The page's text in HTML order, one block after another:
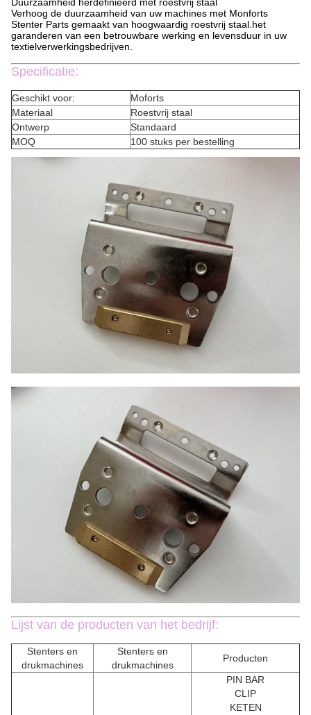
Verhoog de duurzaamheid van uw machines met Monforts
Stenter Parts gemaakt van hoogwaardig roestvrij staal.het
garanderen van een betrouwbare werking en levensduur in uw
textielverwerkingsbedrijven.
Specificatie:
Geschikt voor:
Moforts
Materiaal
Roestvrij staal
Ontwerp
Standaard
MOQ
100 stuks per bestelling
Lijst van de producten van het bedrijf:
Stenters en
drukmachines
Stenters en
drukmachines
Producten
PIN BAR
CLIP
KETEN